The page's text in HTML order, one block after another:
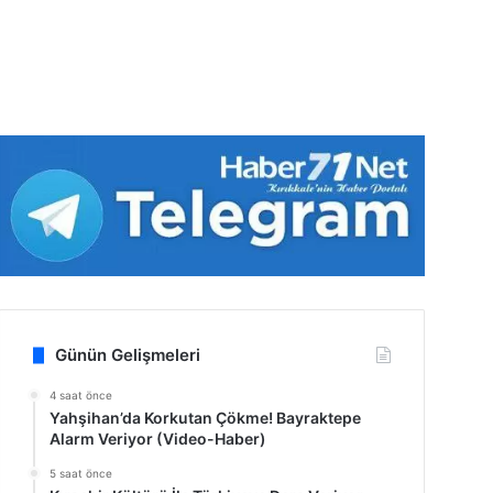
Günün Gelişmeleri
4 saat önce
Yahşihan’da Korkutan Çökme! Bayraktepe
Alarm Veriyor (Video-Haber)
5 saat önce